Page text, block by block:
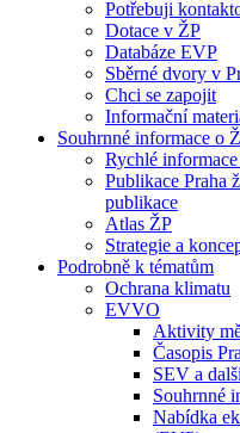
Potřebuji
Dotace v ŽP
Databáze EVP
Sběrné dvory v
Chci se zapojit
Informační
Souhrnné informace o
Rychlé
Publikace Praha
publikace
Atlas ŽP
Strategie a
Podrobně k tématům
Ochrana klimatu
EVVO
Aktivity
Časopis
SEV a
Souhrnné
Nabídka